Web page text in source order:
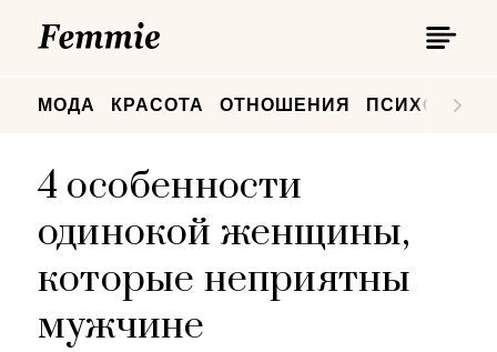
МОДА КРАСОТА ОТНОШЕНИЯ
4 особенности
одинокой женщины,
которые неприятны
мужчине